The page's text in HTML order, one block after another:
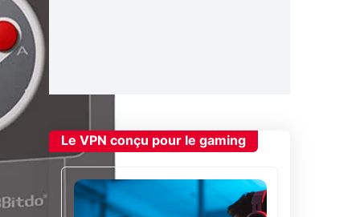
Le VPN conçu pour le gaming